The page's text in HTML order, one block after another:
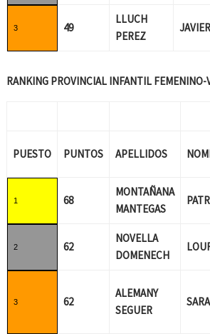
3 49
LLUCH
PEREZ
JAVIER
RANKING PROVINCIAL INFANTIL FEMENINO-
PUESTO PUNTOS APELLIDOS
1 68
MONTAÑANA
MANTEGAS
2 62
NOVELLA
DOMENECH
3 62
ALEMANY
SEGUER
SARA